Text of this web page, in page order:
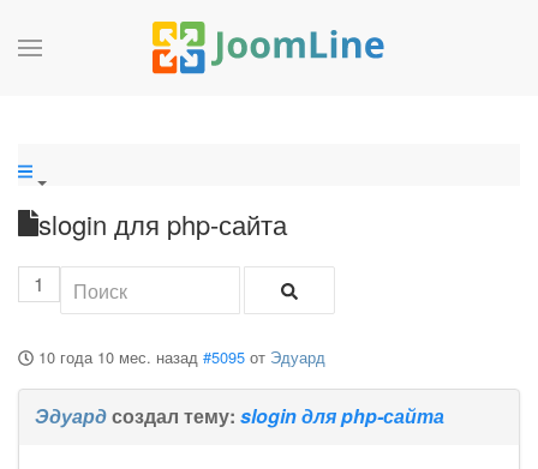
slogin для php-сайта
1
10 года 10 мес. назад #5095 от Эдуард
Эдуардсоздал тему: slogin для php-сайта